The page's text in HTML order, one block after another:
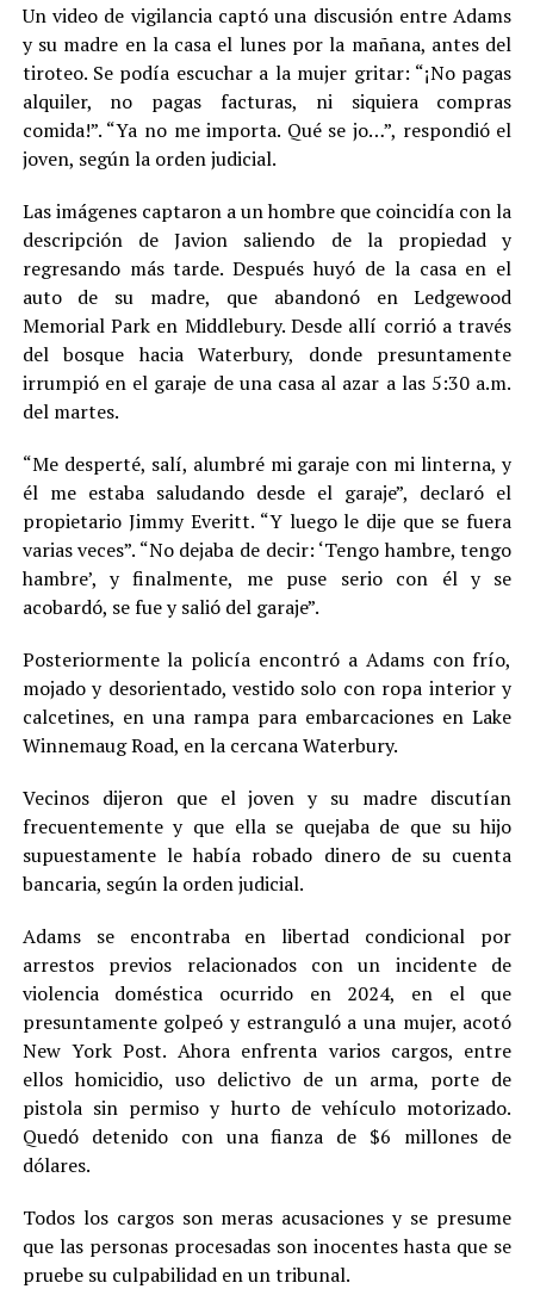
Un video de vigilancia captó una discusión entre Adams
y su madre en la casa el lunes por la mañana, antes del
tiroteo. Se podía escuchar a la mujer gritar: “¡No pagas
alquiler, no pagas facturas, ni siquiera compras
comida!”. “Ya no me importa. Qué se jo…”, respondió el
joven, según la orden judicial.
Las imágenes captaron a un hombre que coincidía con la
descripción de Javion saliendo de la propiedad y
regresando más tarde. Después huyó de la casa en el
auto de su madre, que abandonó en Ledgewood
Memorial Park en Middlebury. Desde allí corrió a través
del bosque hacia Waterbury, donde presuntamente
irrumpió en el garaje de una casa al azar a las 5:30 a.m.
del martes.
“Me desperté, salí, alumbré mi garaje con mi linterna, y
él me estaba saludando desde el garaje”, declaró el
propietario Jimmy Everitt. “Y luego le dije que se fuera
varias veces”. “No dejaba de decir: ‘Tengo hambre, tengo
hambre’, y finalmente, me puse serio con él y se
acobardó, se fue y salió del garaje”.
Posteriormente la policía encontró a Adams con frío,
mojado y desorientado, vestido solo con ropa interior y
calcetines, en una rampa para embarcaciones en Lake
Winnemaug Road, en la cercana Waterbury.
Vecinos dijeron que el joven y su madre discutían
frecuentemente y que ella se quejaba de que su hijo
supuestamente le había robado dinero de su cuenta
bancaria, según la orden judicial.
Adams se encontraba en libertad condicional por
arrestos previos relacionados con un incidente de
violencia doméstica ocurrido en 2024, en el que
presuntamente golpeó y estranguló a una mujer, acotó
New York Post. Ahora enfrenta varios cargos, entre
ellos homicidio, uso delictivo de un arma, porte de
pistola sin permiso y hurto de vehículo motorizado.
Quedó detenido con una fianza de $6 millones de
dólares.
Todos los cargos son meras acusaciones y se presume
que las personas procesadas son inocentes hasta que se
pruebe su culpabilidad en un tribunal.